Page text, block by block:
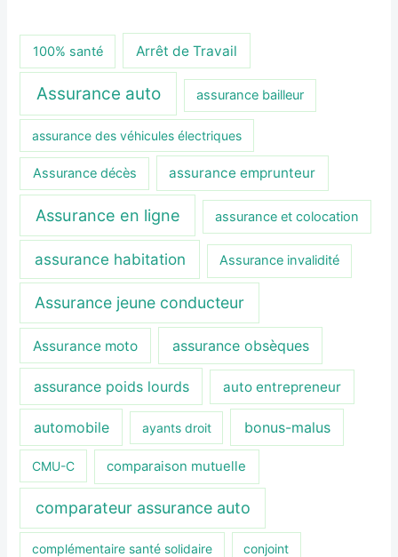
100% santé Arrêt de Travail
Assurance auto assurance bailleur
assurance des véhicules électriques
Assurance décès assurance emprunteur
Assurance en ligne assurance et colocation
assurance habitation Assurance invalidité
Assurance jeune conducteur
Assurance moto assurance obsèques
assurance poids lourds auto entrepreneur
automobile ayants droit bonus-malus
CMU-C comparaison mutuelle
comparateur assurance auto
complémentaire santé solidaire conjoint